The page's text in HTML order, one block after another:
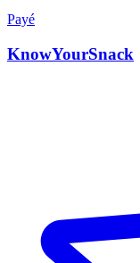
Payé
KnowYourSnack